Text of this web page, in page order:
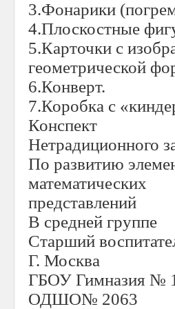
3.Фонарики
4.Плоскостные
5.Карточки с
геометрической
6.Конверт.
7.Коробка с
Конспект
Нетрадиционного
По развитию
математических
представлений
В средней группе
Старший
Г. Москва
ГБОУ Гимназия №
ОДШО№ 2063